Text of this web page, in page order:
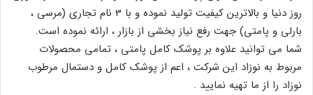
روز دنیا و بالاترین کیفیت تولید نموده و با 3 نام تجاری (مرسی ،
بارلی و پامتی) جهت رفع نیاز بخشی از بازار ، ارائه نموده است.
شما می توانید علاوه بر پوشک کامل پامتی ، تمامی محصولات
مربوط به نوزاد این شرکت ، اعم از پوشک کامل و دستمال مرطوب
نوزاد را از ما تهیه نمایید .